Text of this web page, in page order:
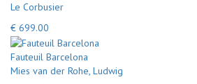
Le Corbusier
€ 699.00
Fauteuil Barcelona
Mies van der Rohe, Ludwig